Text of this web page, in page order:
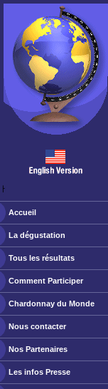
ￂﾠ
Accueil
La dégustation
Tous les résultats
Comment Participer
Chardonnay du Monde
Nous contacter
Nos Partenaires
Les infos Presse